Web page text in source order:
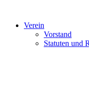
Verein
Vorstand
Statuten und